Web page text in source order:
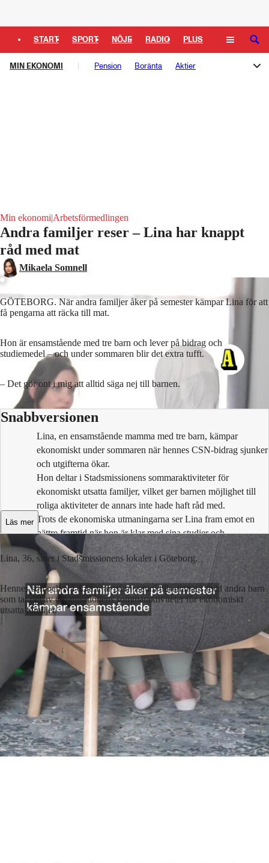
START SPORT NÖJE RADIO PLUS
TIPSA KULTUR LEDARE
SÖK
MIN EKONOMI Pension Boränta Aktier
Min ekonomi|Arbetsförmedlingen
Andra familjer reser – Lina har knappt
råd med mat
Mikaela Somnell
Laddar ...
GÖTEBORG. När andra familjer åker på semester kämpar Lina för att
få pengarna att räcka till mat.
Hon är ensamstående med tre barn och lever på bidrag och
studiemedel – och under sommaren blir det extra tufft.
–⁠ Det gör ont i mig att alltid säga nej till barnen.
Snabbversionen
Lina, en ensamstående mamma med tre barn, kämpar
ekonomiskt under sommaren när hennes CSN-bidrag sjunker
och utgifterna ökar.
Hon deltar i Stadsmissionens sommaraktiviteter för
ekonomiskt utsatta familjer, vilket ger barnen möjlighet till
roliga aktiviteter de annars inte hade haft råd med.
Trots de ekonomiska utmaningarna ser Lina fram emot en
bättre framtid när hon är klar med sina studier och
förhoppningsvis får fast arbete.
Läs mer
Lina, 36, sitter i Stadsmissionens lokaler i Göteborg.
Hennes son och två döttrar är på museum tillsammans med andra barn
som tar del av organisationens sommaraktiviteter för ekonomiskt
utsatta familjer.